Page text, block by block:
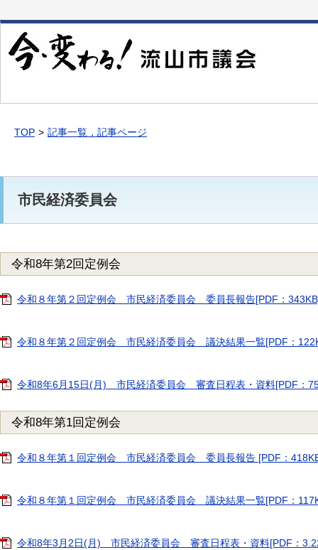
文
移
動
TOP 記事一覧，記事ページ
市民経済委員会
令和8年第2回定例会
令和８年第２回定例会 市民経済委員会 委員長報告[PDF：
令和８年第２回定例会 市民経済委員会 議決結果一覧[PDF：
令和8年6月15日(月) 市民経済委員会 審査日程表・資料[PDF：
令和8年第1回定例会
令和８年第１回定例会 市民経済委員会 委員長報告 [PDF：
令和８年第１回定例会 市民経済委員会 議決結果一覧[PDF：
令和8年3月2日(月) 市民経済委員会 審査日程表・資料[PDF：